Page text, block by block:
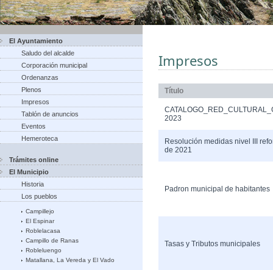
El Ayuntamiento
Saludo del alcalde
Corporación municipal
Ordenanzas
Plenos
Impresos
Tablón de anuncios
Eventos
Hemeroteca
Trámites online
El Municipio
Historia
Los pueblos
Campillejo
El Espinar
Roblelacasa
Campillo de Ranas
Robleluengo
Matallana, La Vereda y El Vado
Impresos
Título
2023
Resolución medidas nivel III
de 2021
Padron municipal de habitantes
Tasas y Tributos municipales